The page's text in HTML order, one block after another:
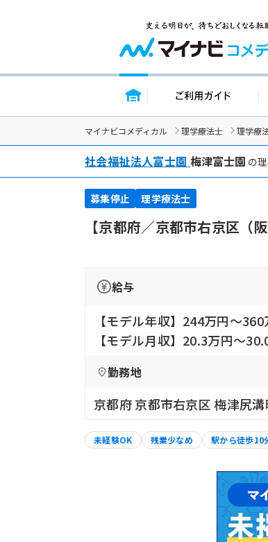
トップページ
マイナビコメディカル 理学療法士 理学療
社会福祉法人富士園 梅津富士園 の
募集停止 理学療法士
【京都府／京都市右京区
給与
【モデル年収】244万円〜360
【モデル月収】20.3万円〜
勤務地
京都府 京都市右京区 梅津尻
未経験OK 残業少なめ 駅から徒歩10